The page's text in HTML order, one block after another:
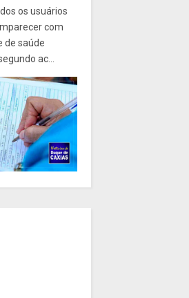
os usuários
com
de saúde
ac...